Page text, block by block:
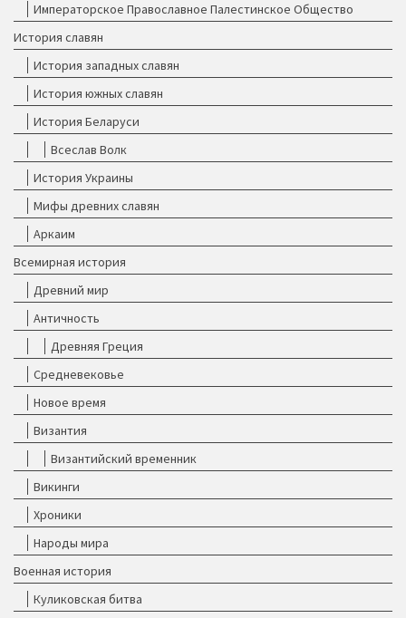
Императорское Православное Палестинское Общество
История славян
История западных славян
История южных славян
История Беларуси
Всеслав Волк
История Украины
Мифы древних славян
Аркаим
Всемирная история
Древний мир
Античность
Древняя Греция
Средневековье
Новое время
Византия
Византийский временник
Викинги
Хроники
Народы мира
Военная история
Куликовская битва